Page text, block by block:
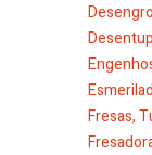
Fresas,